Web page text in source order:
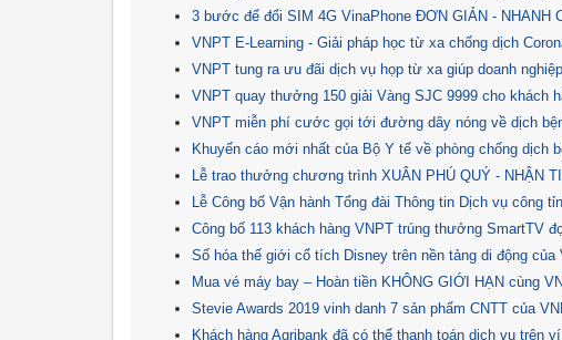
3 bước để đổi SIM 4G VinaPhone ĐƠN GIẢN - NHANH
VNPT E-Learning - Giải pháp học từ xa chống dịch
VNPT tung ra ưu đãi dịch vụ họp từ xa giúp doanh
VNPT quay thưởng 150 giải Vàng SJC 9999 cho khách
VNPT miễn phí cước gọi tới đường dây nóng về dịch
Khuyến cáo mới nhất của Bộ Y tế về phòng chống dịch
Lễ trao thưởng chương trình XUÂN PHÚ QUÝ - NHẬN
Lễ Công bố Vận hành Tổng đài Thông tin Dịch vụ công
Công bố 113 khách hàng VNPT trúng thưởng SmartTV
Số hóa thế giới cổ tích Disney trên nền tảng di động của
Mua vé máy bay – Hoàn tiền KHÔNG GIỚI HẠN cùng
Stevie Awards 2019 vinh danh 7 sản phẩm CNTT của
Khách hàng Agribank đã có thể thanh toán dịch vụ trên